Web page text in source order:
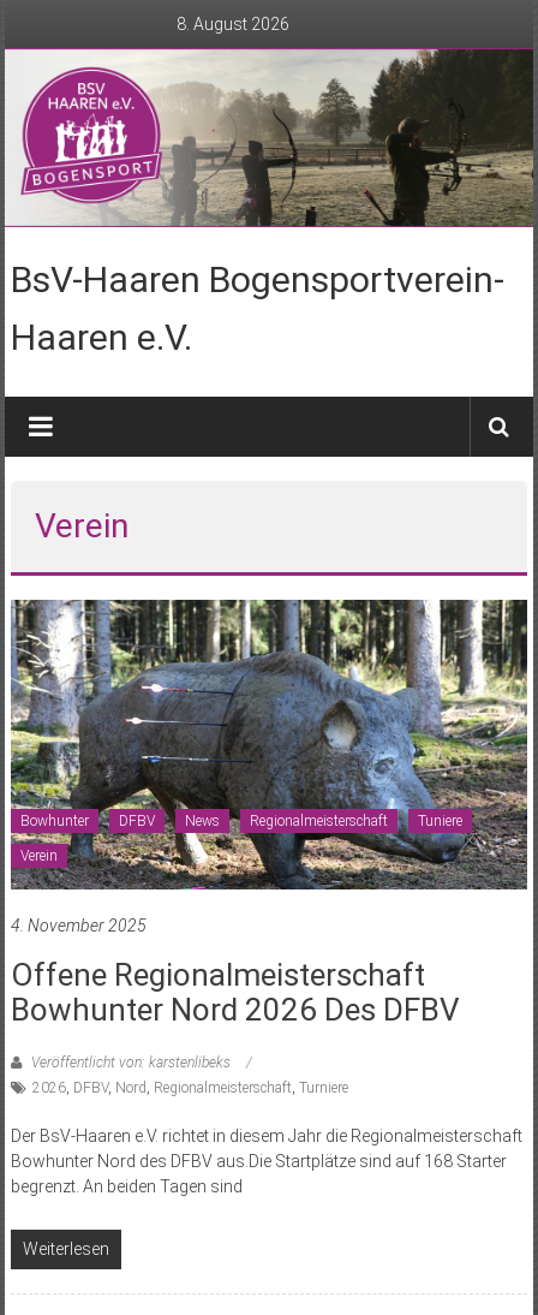
8. August 2026
BsV-Haaren Bogensportverein-
Haaren e.V.
Verein
Bowhunter DFBV News Regionalmeisterschaft Tuniere
Verein
4. November 2025
Offene Regionalmeisterschaft
Bowhunter Nord 2026 Des DFBV
Veröffentlicht von: karstenlibeks
2026, DFBV, Nord , Regionalmeisterschaft, Turniere
Der BsV-Haaren e.V. richtet in diesem Jahr die Regionalmeisterschaft
Bowhunter Nord des DFBV aus.Die Startplätze sind auf 168 Starter
begrenzt. An beiden Tagen sind
Weiterlesen